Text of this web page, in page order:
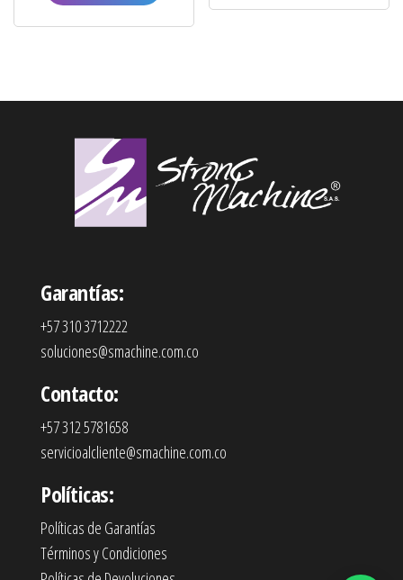
Garantías:
+57 310 3712222
soluciones@smachine.com.co
Contacto:
+57 312 5781658
servicioalcliente@smachine.com.co
Políticas:
Políticas de Garantías
Términos y Condiciones